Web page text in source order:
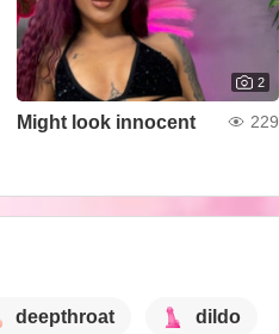
2
Might look innocent 229
deepthroat dildo